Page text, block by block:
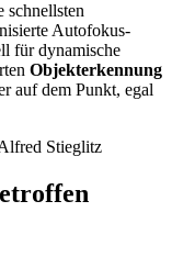
Autofokus-
für dynamische
Objekterkennung
auf dem Punkt, egal
Stieglitz